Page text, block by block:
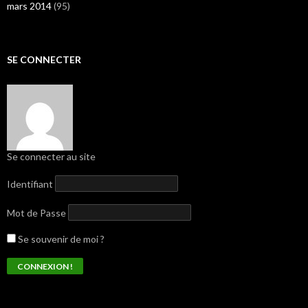
mars 2014(95)
SE CONNECTER
Se connecter au site
Identifiant
Mot de Passe
Se souvenir de moi ?